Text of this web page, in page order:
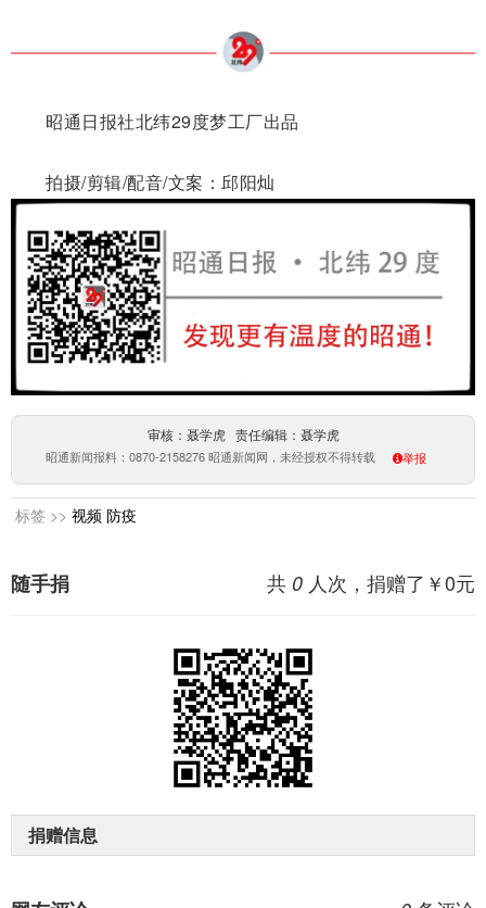
昭通日报社北纬29度梦工厂出品
拍摄/剪辑/配音/文案：邱阳灿
审核：聂学虎 责任编辑：聂学虎
昭通新闻报料：0870-2158276 昭通新闻网，未经授权不得转载 举报
标签 >> 视频 防疫
共 0 人次，捐赠了￥0元
随手捐
捐赠信息